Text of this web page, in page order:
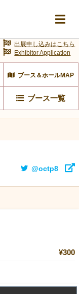
ブース＆ホールMAP
ブース一覧
出展申し込みはこちら
Exhibitor Application
@octp8
¥300